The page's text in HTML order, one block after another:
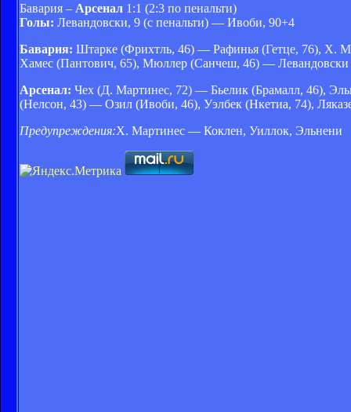
Бавария – Арсенал 1:1 (2:3 по пенальти)
Голы: Левандовски, 9 (с пенальти) — Ивоби, 90+4
Бавария: Штарке (Фрихтль, 46) — Рафинья (Гетце, 76), Х.
Хамес (Пантович, 65), Мюллер (Санчеш, 46) — Левандовски
Арсенал: Чех (Д. Мартинес, 72) — Бьелик (Брамалл, 46),
(Нелсон, 43) — Озил (Ивоби, 46), Уэлбек (Нкетиа, 74),
Предупреждения:Х. Мартинес — Коклен, Уиллок, Эльнени